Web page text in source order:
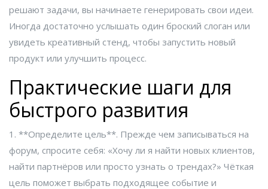
решают задачи, вы начинаете генерировать свои идеи.
Иногда достаточно услышать один броский слоган или
увидеть креативный стенд, чтобы запустить новый
продукт или улучшить процесс.
Практические шаги для
быстрого развития
1. **Определите цель**. Прежде чем записываться на
форум, спросите себя: «Хочу ли я найти новых клиентов,
найти партнёров или просто узнать о трендах?» Чёткая
цель поможет выбрать подходящее событие и